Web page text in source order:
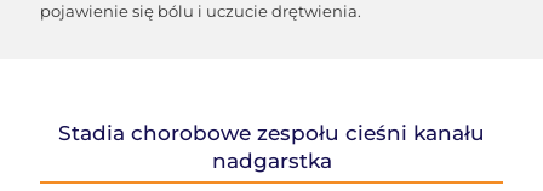
pojawienie się bólu i uczucie drętwienia.
Stadia chorobowe zespołu cieśni kanału
nadgarstka